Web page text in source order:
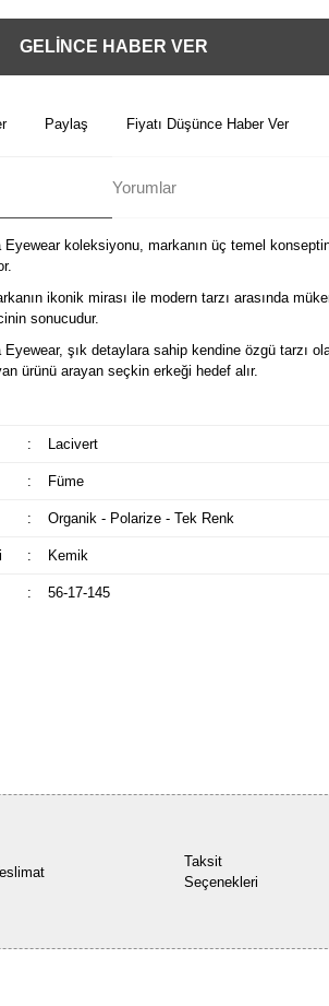
GELİNCE HABER VER
Paylaş Fiyatı Düşünce Haber Ver
Yorumlar
Eyewear koleksiyonu, markanın üç temel
ikonik mirası ile modern tarzı arasında
sonucudur.
Eyewear, şık detaylara sahip kendine özgü tarzı
ürünü arayan seçkin erkeği hedef alır.
: Lacivert
: Füme
: Organik - Polarize - Tek Renk
: Kemik
: 56-17-145
Taksit
Seçenekleri